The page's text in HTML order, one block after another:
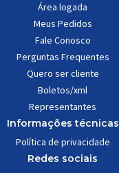
Área logada
Meus Pedidos
Fale Conosco
Perguntas Frequentes
Quero ser cliente
Boletos/xml
Representantes
Informações técnicas
Política de privacidade
Redes sociais